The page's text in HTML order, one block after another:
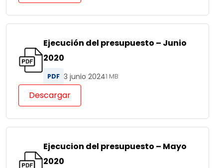
Ejecución del presupuesto – Junio
2020
PDF 3 junio 20241 MB
Descargar
Ejecucion del presupuesto – Mayo
2020